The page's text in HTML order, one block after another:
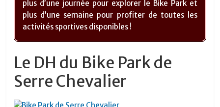
plus d’une journée pour explorer le Bike Park et
plus d’une semaine pour profiter de toutes les
activités sportives disponibles !
Le DH du Bike Park de
Serre Chevalier